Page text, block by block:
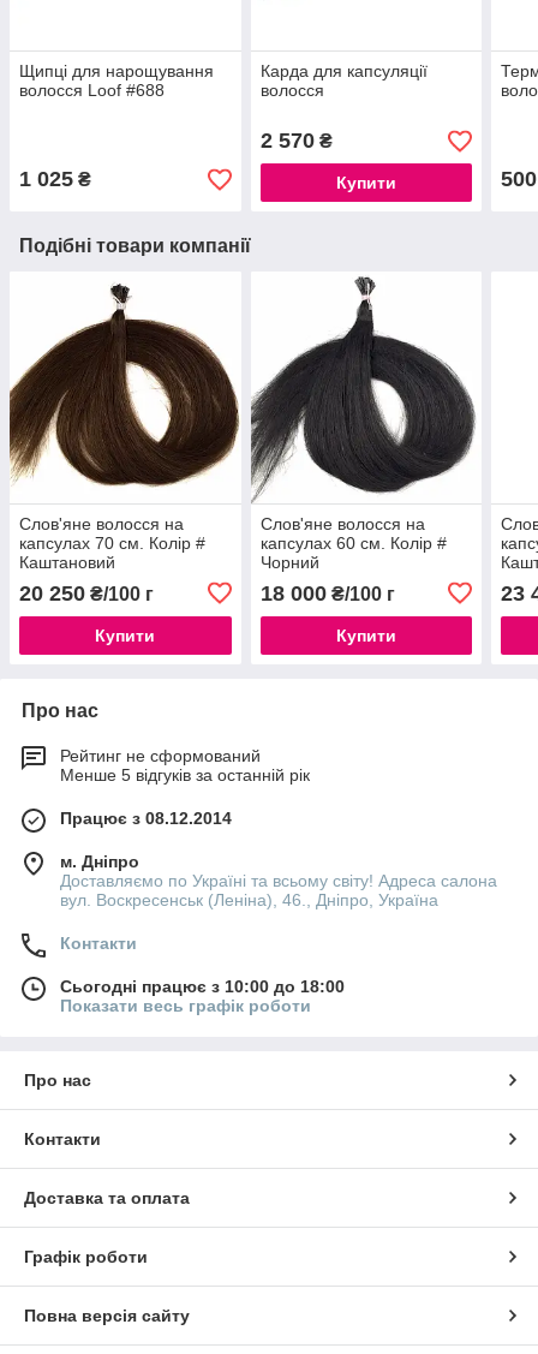
Щипці для нарощування
волосся Loof #688
1 025 ₴
Карда для капсуляції
волосся
2 570₴
Купити 500
Подібні товари компанії
Слов'яне волосся на
капсулах 70 см. Колір #
Каштановий
20 250 ₴/100 г
Купити
Слов'яне волосся на
капсулах 60 см. Колір #
Чорний
18 000₴/100 г
Купити
23
Про нас
Рейтинг не сформований
Менше 5 відгуків за останній рік
Працює з 08.12.2014
м. Дніпро
Доставляємо по Україні та всьому світу! Адреса салона
вул. Воскресенськ (Леніна), 46., Дніпро, Україна
Контакти
Сьогодні працює з 10:00 до 18:00
Показати весь графік роботи
Про нас
Контакти
Доставка та оплата
Графік роботи
Повна версія сайту